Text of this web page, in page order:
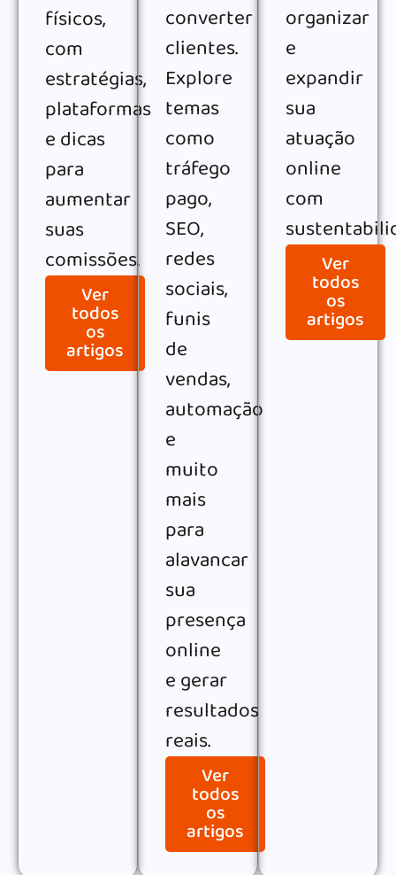
físicos,
com
estratégias,
plataformas
e dicas
para
aumentar
suas
comissões.
Ver
todos
os
artigos
converter
clientes.
Explore
temas
como
tráfego
pago,
SEO,
redes
sociais,
funis
de
vendas,
automação
e
muito
mais
para
alavancar
sua
presença
online
e gerar
resultados
reais.
Ver
todos
os
artigos
organizar
e
expandir
sua
atuação
online
com
Ver
todos
os
artigos